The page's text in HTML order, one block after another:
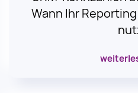
Wann Ihr